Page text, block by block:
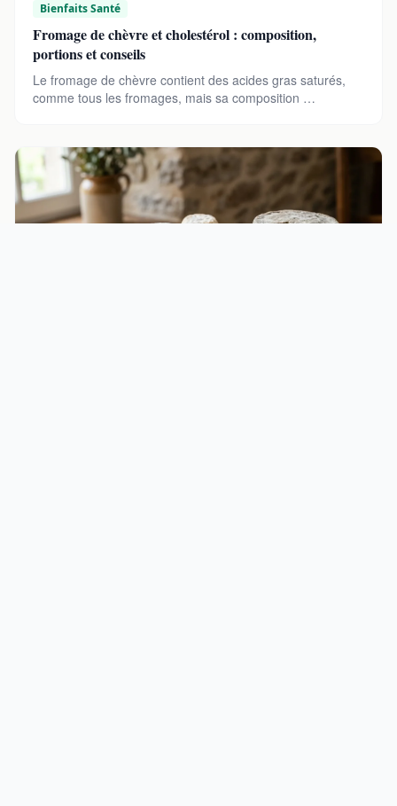
Bienfaits Santé
Fromage de chèvre et cholestérol : composition,
portions et conseils
Le fromage de chèvre contient des acides gras saturés,
comme tous les fromages, mais sa composition …